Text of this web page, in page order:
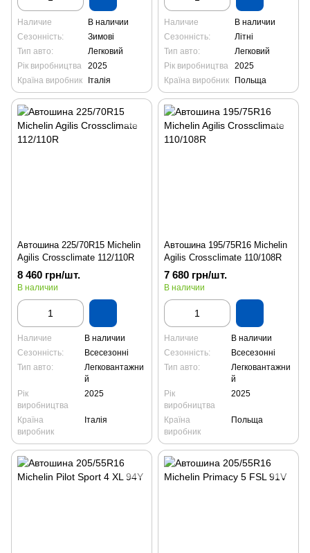
Наличие
В наличии
Сезонність:
Зимові
Тип авто:
Легковий
Рік виробництва
2025
Країна виробник
Італія
Наличие
В наличии
Сезонність:
Літні
Тип авто:
Легковий
Рік виробництва
2025
Країна виробник
Польща
Автошина 225/70R15 Michelin
Agilis Crossclimate 112/110R
8 460 грн/шт.
В наличии
Наличие
В наличии
Сезонність:
Всесезонні
Тип авто:
Легковантажни
й
Рік
виробництва
2025
Країна
виробник
Італія
Автошина 195/75R16 Michelin
Agilis Crossclimate 110/108R
7 680 грн/шт.
В наличии
Наличие
В наличии
Сезонність:
Всесезонні
Тип авто:
Легковантажни
й
Рік
виробництва
2025
Країна
виробник
Польща